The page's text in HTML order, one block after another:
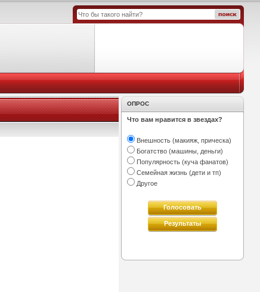
ОПРОС
Что вам нравится в звездах?
Внешность (макияж, прическа)
Богатство (машины, деньги)
Популярность (куча фанатов)
Семейная жизнь (дети и тп)
Другое
Голосовать
Результаты